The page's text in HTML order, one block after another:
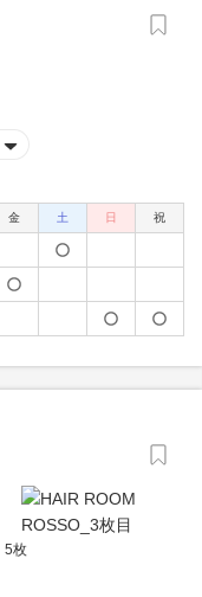
金 土 日 祝
5枚